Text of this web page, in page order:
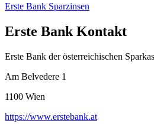
Erste Bank Sparzinsen
Erste Bank Kontakt
Erste Bank der österreichischen
Am Belvedere 1
1100 Wien
https://www.erstebank.at